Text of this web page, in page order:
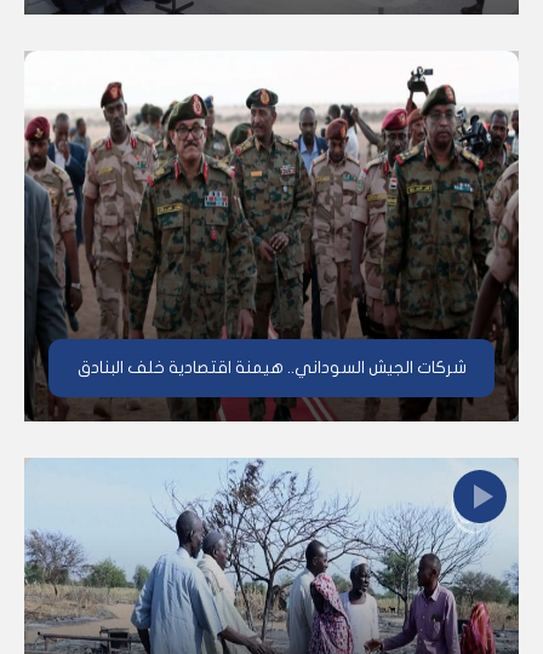
شركات الجيش السوداني.. هيمنة اقتصادية خلف البنادق